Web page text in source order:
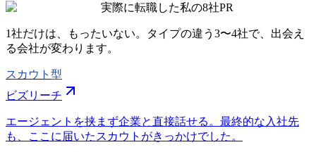
実際に転職した私の8社PR
1社だけは、もったいない。タイプの違う 3〜4社で、出会え
る会社が変わります。
スカウト型
ビズリーチ
エージェントを挟まず企業と直接話せる。最終的な入社先
も、ここに届いたスカウトがきっかけでした。